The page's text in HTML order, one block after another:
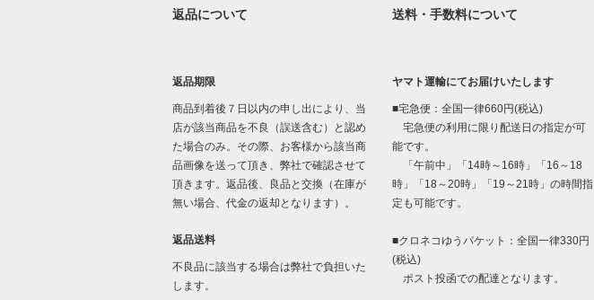
返品について
返品期限
商品到着後７日以内の申し出により、当
店が該当商品を不良（誤送含む）と認め
た場合のみ。その際、お客様から該当商
品画像を送って頂き、弊社で確認させて
頂きます。返品後、良品と交換（在庫が
無い場合、代金の返却となります）。
返品送料
不良品に該当する場合は弊社で負担いた
します。
送料・手数料について
ヤマト運輸にてお届けいたします
■宅急便：全国一律660円(税込)
宅急便の利用に限り配送日の指定が可
能です。
「午前中」「14時～16時」「16～18
時」「18～20時」「19～21時」の時間指
定も可能です。
■クロネコゆうパケット：全国一律330円
(税込)
ポスト投函での配達となります。